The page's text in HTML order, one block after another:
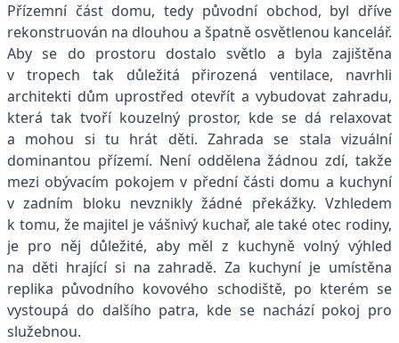
Přízemní část domu, tedy původní obchod, byl dříve
rekonstruován na dlouhou a špatně osvětlenou kancelář.
Aby se do prostoru dostalo světlo a byla zajištěna
v tropech tak důležitá přirozená ventilace, navrhli
architekti dům uprostřed otevřít a vybudovat zahradu,
která tak tvoří kouzelný prostor, kde se dá relaxovat
a mohou si tu hrát děti. Zahrada se stala vizuální
dominantou přízemí. Není oddělena žádnou zdí, takže
mezi obývacím pokojem v přední části domu a kuchyní
v zadním bloku nevznikly žádné překážky. Vzhledem
k tomu, že majitel je vášnivý kuchař, ale také otec rodiny,
je pro něj důležité, aby měl z kuchyně volný výhled
na děti hrající si na zahradě. Za kuchyní je umístěna
replika původního kovového schodiště, po kterém se
vystoupá do dalšího patra, kde se nachází pokoj pro
služebnou.